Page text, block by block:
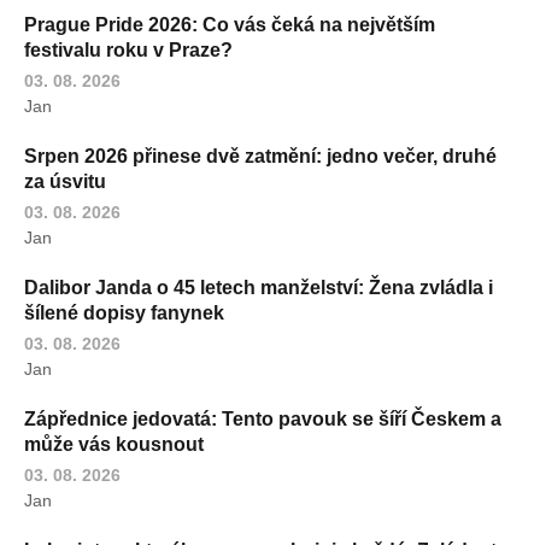
Prague Pride 2026: Co vás čeká na největším
festivalu roku v Praze?
03. 08. 2026
Jan
Srpen 2026 přinese dvě zatmění: jedno večer, druhé
za úsvitu
03. 08. 2026
Jan
Dalibor Janda o 45 letech manželství: Žena zvládla i
šílené dopisy fanynek
03. 08. 2026
Jan
Zápřednice jedovatá: Tento pavouk se šíří Českem a
může vás kousnout
03. 08. 2026
Jan